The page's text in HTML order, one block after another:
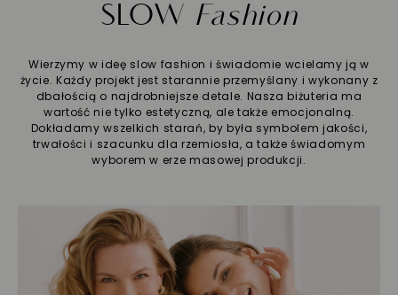
SLOW Fashion
Wierzymy w ideę slow fashion i świadomie wcielamy ją w
życie. Każdy projekt jest starannie przemyślany i wykonany z
dbałością o najdrobniejsze detale. Nasza biżuteria ma
wartość nie tylko estetyczną, ale także emocjonalną.
Dokładamy wszelkich starań, by była symbolem jakości,
trwałości i szacunku dla rzemiosła, a także świadomym
wyborem w erze masowej produkcji.